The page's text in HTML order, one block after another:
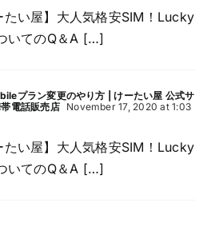
い屋】大人気格安SIM！Lucky
いてのQ＆A […]
プラン変更のやり方 | けーたい屋 公式サ
電話販売店
November 17, 2020 at 1:03
い屋】大人気格安SIM！Lucky
いてのQ＆A […]